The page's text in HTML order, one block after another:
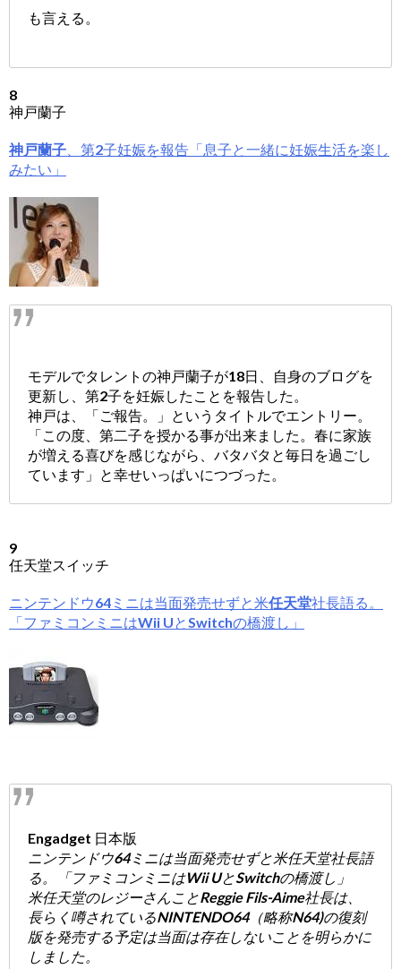
も言える。
8
神戸蘭子
神戸蘭子 、第2子妊娠を報告「息子と一緒に妊娠生活を楽し
みたい」
モデルでタレントの神戸蘭子が18日、自身のブログを
更新し、第2子を妊娠したことを報告した。
神戸は、「ご報告。」というタイトルでエントリー。
「この度、第二子を授かる事が出来ました。春に家族
が増える喜びを感じながら、バタバタと毎日を過ごし
ています」と幸せいっぱいにつづった。
9
任天堂スイッチ
ニンテンドウ64ミニは当面発売せずと米任天堂社長語る。
「ファミコンミニはWii Uと Switchの橋渡し」
Engadget 日本版
ニンテンドウ64ミニは当面発売せずと米任天堂社長語
る。「ファミコンミニはWii UとSwitchの橋渡し」
米任天堂のレジーさんことReggie Fils-Aime社長は、
長らく噂されているNINTENDO64（略称N64)の復刻
版を発売する予定は当面は存在しないことを明らかに
しました。